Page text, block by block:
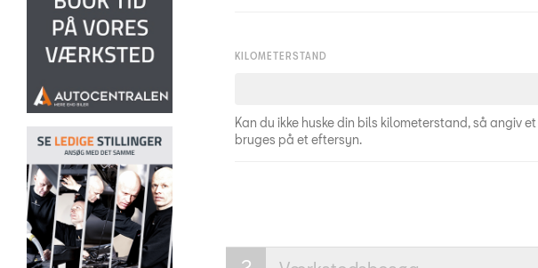
KILOMETERSTAND
Kan du ikke huske din bils kilometerstand, så
bruges på et eftersyn.